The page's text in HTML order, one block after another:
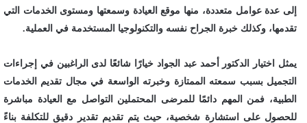
إلى عدة عوامل متعددة، منها موقع العيادة وسمعتها ومستوى الخدمات التي
تقدمها، وكذلك خبرة الجراح نفسه والتكنولوجيا المستخدمة في العملية.
يمثل اختيار الدكتور أحمد عبد الجواد خيارًا شائعًا لدى الراغبين في إجراءات
التجميل بسبب سمعته الممتازة وخبرته الواسعة في مجال تقديم الخدمات
الطبية، فمن المهم دائمًا للمرضى المحتملين التواصل مع العيادة مباشرة
للحصول على استشارة شخصية، حيث يتم تقديم تقدير دقيق للتكلفة بناءً